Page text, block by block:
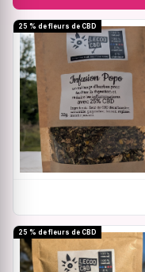
25 % de fleurs de CBD
25 % de fleurs de CBD